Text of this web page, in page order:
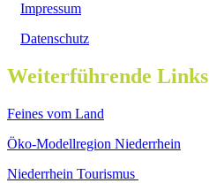
Impressum
Datenschutz
Weiterführende Links
Feines vom Land
Öko-Modellregion Niederrhein
Niederrhein Tourismus